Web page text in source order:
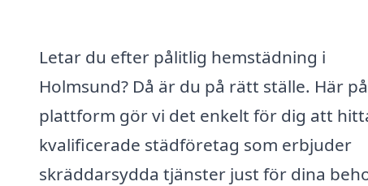
Letar du efter pålitlig hemstädning i
Holmsund? Då är du på rätt ställe. Här
plattform gör vi det enkelt för dig att
kvalificerade städföretag som erbjuder
skräddarsydda tjänster just för dina